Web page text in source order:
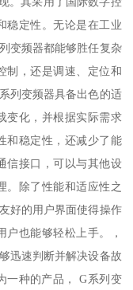
稳定性。无论是在工业
变频器都能够胜任复杂
制，还是调速、定位和
列变频器具备出色的适
变化，并根据实际需求
和稳定性，还减少了能
信接口，可以与其他设
。除了性能和适应性之
好的用户界面使得操作
也能够轻松上手。，
迅速判断并解决设备故
一种的产品， G系列变